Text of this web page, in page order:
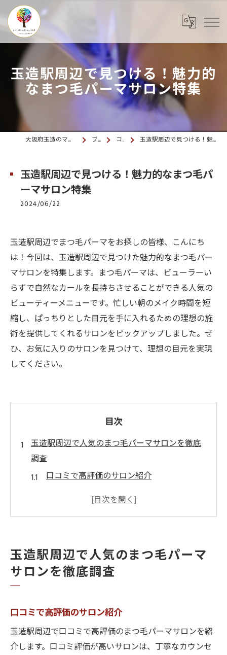
玉造駅周辺で見つける！魅力的
なまつ毛パーマサロン特集
大阪府玉造のマツエクならcolette. 玉造 ブログ コラム 玉造駅周辺で見つける！魅力的なまつ毛パーマサロン特集
玉造駅周辺で見つける！魅力的なまつ毛パ
ーマサロン特集
2024/06/22
玉造駅周辺でまつ毛パーマをお探しの皆様、こんにち
は！今回は、玉造駅周辺で見つけた魅力的なまつ毛パー
マサロンを特集します。まつ毛パーマは、ビューラーい
らずで自然なカールを長持ちさせることができる人気の
ビューティーメニューです。忙しい朝のメイク時間を短
縮し、ぱっちりとした目元を手に入れるための理想の施
術を提供してくれるサロンをピックアップしました。ぜ
ひ、お気に入りのサロンを見つけて、理想の目元を実現
してください。
目次
玉造駅周辺で人気のまつ毛パーマサロンを徹底
調査
口コミで高評価のサロン紹介
リピーター続出の秘密
予約の取りやすさをチェック
人気サロンの設備と雰囲気
理想の目元へ！玉造駅近辺のまつ毛パーマサロ
ナチュラル派におすすめのサロン
ゴージャスな仕上がりを求める方へ
施術者の経験と技術力を確認
玉造駅周辺で人気のまつ毛パーマ
サロンを徹底調査
口コミで高評価のサロン紹介
玉造駅周辺で口コミで高評価のまつ毛パーマサロンを紹
介します。口コミ評価が高いサロンは、丁寧なカウンセ